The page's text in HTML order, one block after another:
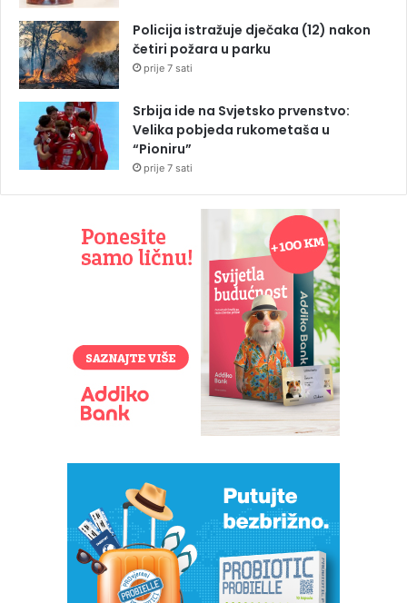
Policija istražuje dječaka (12) nakon
četiri požara u parku
prije 7 sati
Srbija ide na Svjetsko prvenstvo:
Velika pobjeda rukometaša u
“Pioniru”
prije 7 sati